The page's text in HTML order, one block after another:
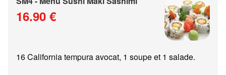
16.90 €
16 California tempura avocat, 1 soupe et 1 salade.